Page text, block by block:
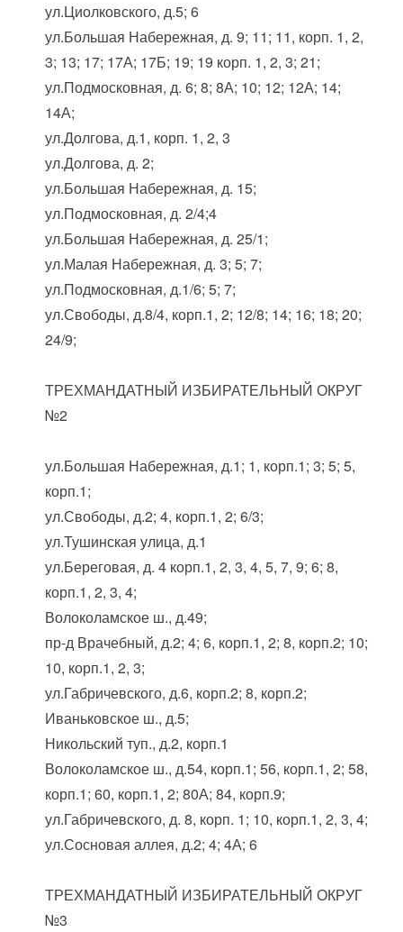
ул.Циолковского, д.5; 6
ул.Большая Набережная, д. 9; 11; 11, корп. 1, 2,
3; 13; 17; 17А; 17Б; 19; 19 корп. 1, 2, 3; 21;
ул.Подмосковная, д. 6; 8; 8А; 10; 12; 12А; 14;
14А;
ул.Долгова, д.1, корп. 1, 2, 3
ул.Долгова, д. 2;
ул.Большая Набережная, д. 15;
ул.Подмосковная, д. 2/4;4
ул.Большая Набережная, д. 25/1;
ул.Малая Набережная, д. 3; 5; 7;
ул.Подмосковная, д.1/6; 5; 7;
ул.Свободы, д.8/4, корп.1, 2; 12/8; 14; 16; 18; 20;
24/9;
ТРЕХМАНДАТНЫЙ ИЗБИРАТЕЛЬНЫЙ ОКРУГ
№2
ул.Большая Набережная, д.1; 1, корп.1; 3; 5; 5,
корп.1;
ул.Свободы, д.2; 4, корп.1, 2; 6/3;
ул.Тушинская улица, д.1
ул.Береговая, д. 4 корп.1, 2, 3, 4, 5, 7, 9; 6; 8,
корп.1, 2, 3, 4;
Волоколамское ш., д.49;
пр-д Врачебный, д.2; 4; 6, корп.1, 2; 8, корп.2; 10;
10, корп.1, 2, 3;
ул.Габричевского, д.6, корп.2; 8, корп.2;
Иваньковское ш., д.5;
Никольский туп., д.2, корп.1
Волоколамское ш., д.54, корп.1; 56, корп.1, 2; 58,
корп.1; 60, корп.1, 2; 80А; 84, корп.9;
ул.Габричевского, д. 8, корп. 1; 10, корп.1, 2, 3, 4;
ул.Сосновая аллея, д.2; 4; 4А; 6
ТРЕХМАНДАТНЫЙ ИЗБИРАТЕЛЬНЫЙ ОКРУГ
№3